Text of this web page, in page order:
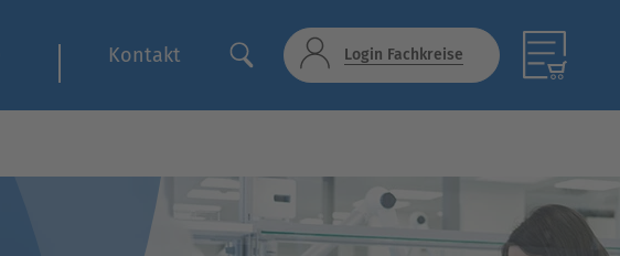
Kontakt Login Fachkreise